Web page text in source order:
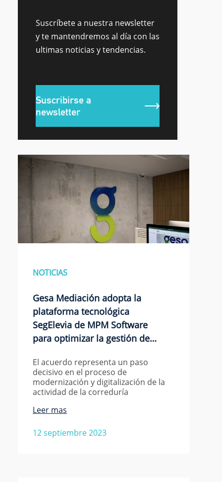
NOTICIAS
Gesa Mediación adopta la
plataforma tecnológica
SegElevia de MPM Software
para optimizar la gestión de…
El acuerdo representa un paso
decisivo en el proceso de
modernización y digitalización de la
actividad de la correduría
12 septiembre 2023
Leer mas
Suscríbete a nuestra newsletter
y te mantendremos al día con las
ultimas noticias y tendencias.
Suscribirse a
newsletter